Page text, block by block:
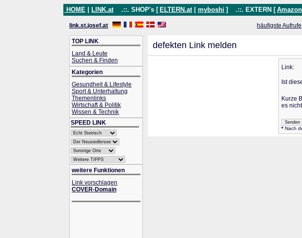
HOME LINK.at .::. SHOP's [ ELTERN.at myboshi ] .::. EXTERN [ Amazon
link.st.josef.at häufigste Aufrufe
TOP LINK
Land & Leute
Suchen & Finden
Kategorien
Gesundheit & Lifestyle
Sport & Unterhaltung
Themenlinks
Wirtschaft & Politik
Wissen & Technik
SPEED LINK
weitere Funktionen
Link vorschlagen
COVER-Domain
defekten Link melden
Link:
Ist
Kurze
es
* Nach